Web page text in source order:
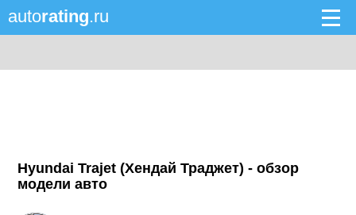
autorating.ru
Hyundai Trajet (Хендай Траджет) - обзор
модели авто